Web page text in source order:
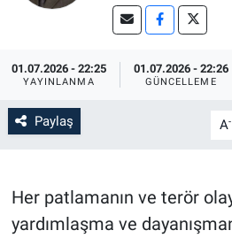
01.07.2026 - 22:25
YAYINLANMA
01.07.2026 - 22:26
GÜNCELLEME
Paylaş A-
Her patlamanın ve terör
yardımlaşma ve
Bölge Haberleri
Gündem
Asayiş
Özel Haber
Süper Lig Puan Durumu ve
Tüm Manşetler
Son Dakika Haberleri